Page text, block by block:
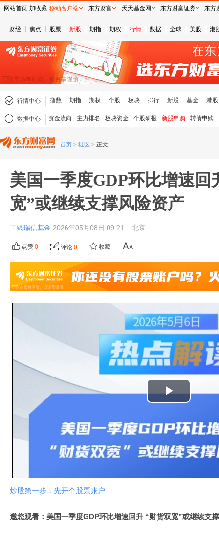
财经 焦点 股票 新股 期指 期权 行情 数据 全球 美股 港
行情中心 指数 期指 期权 个股 板块 排行 新股 基金 港股
数据中心 资金流向 主力排名 板块资金 个股研报 新股申购 转债申购
首页 > 社区 > 正文
美国一季度GDP环比增速回
宽”或继续支撑风险资产
工银瑞信基金 2026年05月08日 09:21 北京
点赞 0 评论 0 收藏
播
放
视
炒股第一步，先开个股票账户
邀您观看：美国一季度GDP环比增速回升 “财货双宽”或继续支
网站首页 加收藏 移动客户端 东方财富 天天基金网 东方财富证券 东方